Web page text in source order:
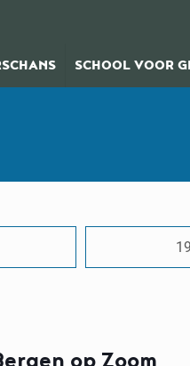
SCHOOL VOOR